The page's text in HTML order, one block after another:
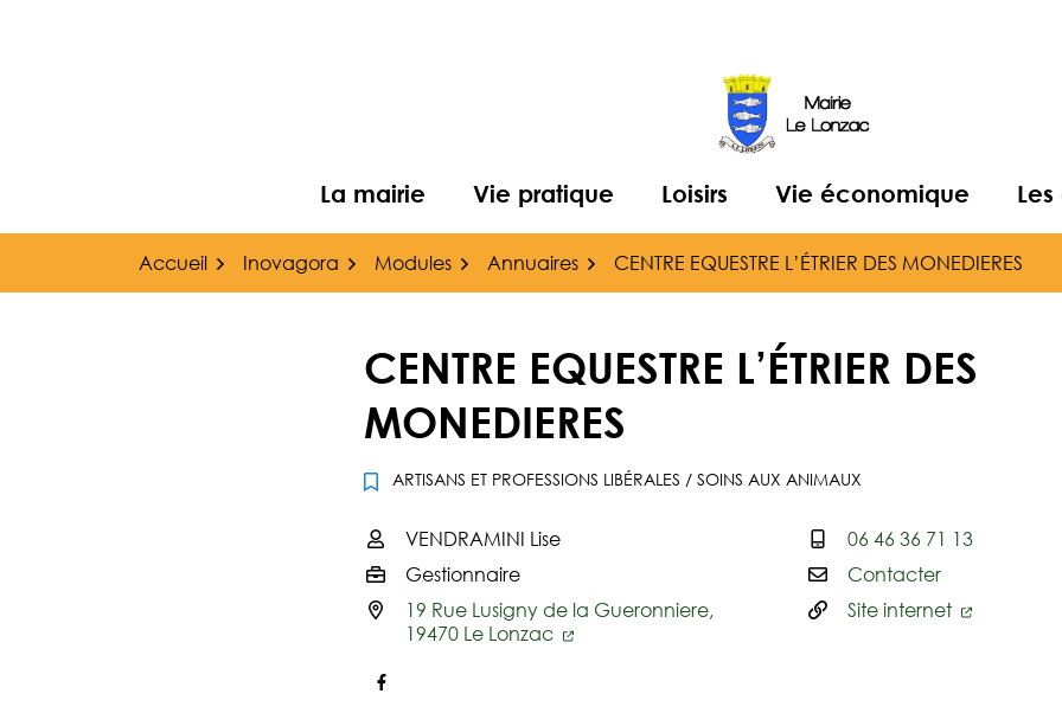
La mairie Vie pratique Loisirs Vie économique
Accueil Inovagora Modules Annuaires CENTRE EQUESTRE L’ÉTRIER DES MONEDIERES
CENTRE EQUESTRE L’ÉTRIER DES
MONEDIERES
ARTISANS ET PROFESSIONS LIBÉRALES / SOINS AUX ANIMAUX
Infos utiles
VENDRAMINI Lise
Gestionnaire
19 Rue Lusigny de la Gueronniere,
19470 Le Lonzac
06 46 36 71 13
Contacter
Site internet
Facebook